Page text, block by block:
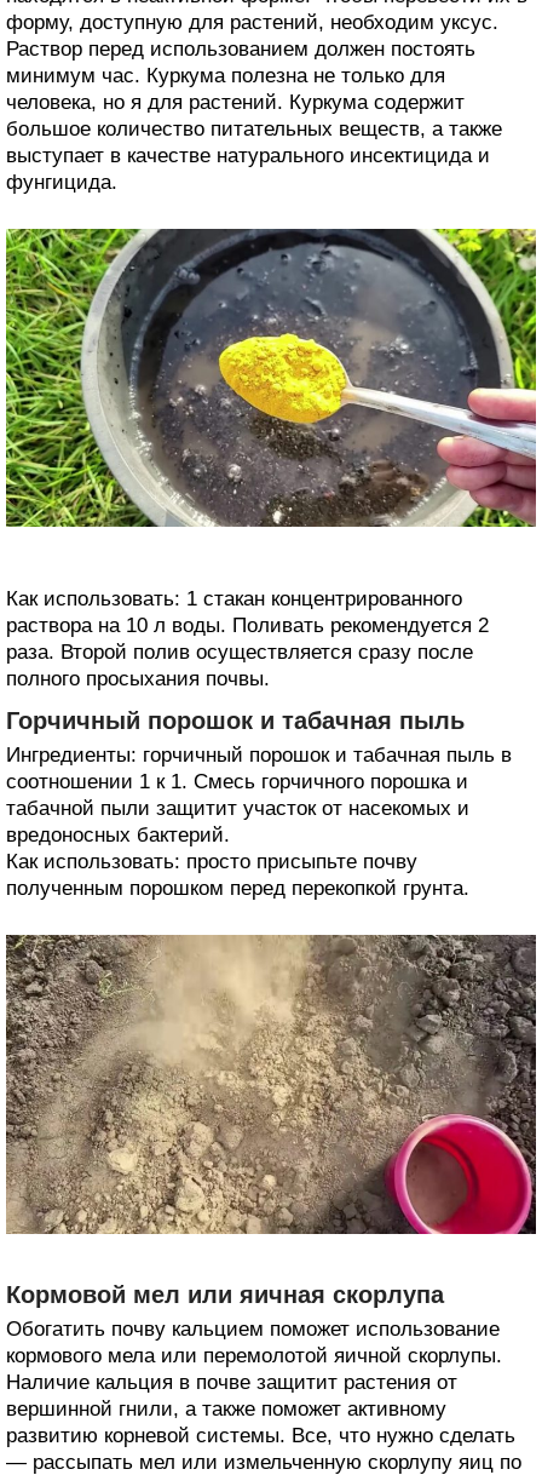
форму, доступную для растений, необходим уксус.
Раствор перед использованием должен постоять
минимум час. Куркума полезна не только для
человека, но я для растений. Куркума содержит
большое количество питательных веществ, а также
выступает в качестве натурального инсектицида и
фунгицида.
Как использовать: 1 стакан концентрированного
раствора на 10 л воды. Поливать рекомендуется 2
раза. Второй полив осуществляется сразу после
полного просыхания почвы.
Горчичный порошок и табачная пыль
Ингредиенты: горчичный порошок и табачная пыль в
соотношении 1 к 1. Смесь горчичного порошка и
табачной пыли защитит участок от насекомых и
вредоносных бактерий.
Как использовать: просто присыпьте почву
полученным порошком перед перекопкой грунта.
Кормовой мел или яичная скорлупа
Обогатить почву кальцием поможет использование
кормового мела или перемолотой яичной скорлупы.
Наличие кальция в почве защитит растения от
вершинной гнили, а также поможет активному
развитию корневой системы. Все, что нужно сделать
— рассыпать мел или измельченную скорлупу яиц по